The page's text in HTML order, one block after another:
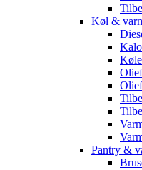
Køl &
Pantry &